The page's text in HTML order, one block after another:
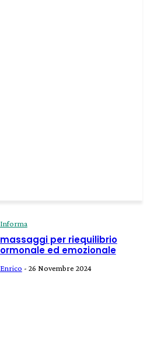
Informa
massaggi per riequilibrio
ormonale ed emozionale
Enrico - 26 Novembre 2024